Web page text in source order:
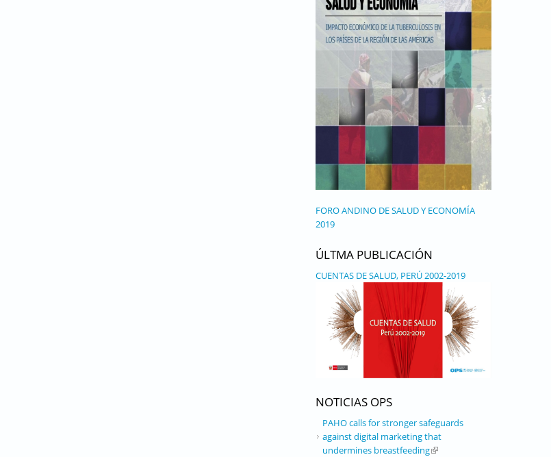
FORO ANDINO DE SALUD Y ECONOMÍA
2019
ÚLTMA PUBLICACIÓN
CUENTAS DE SALUD, PERÚ 2002-2019
NOTICIAS OPS
PAHO calls for stronger safeguards
against digital marketing that
undermines breastfeeding(link is external)